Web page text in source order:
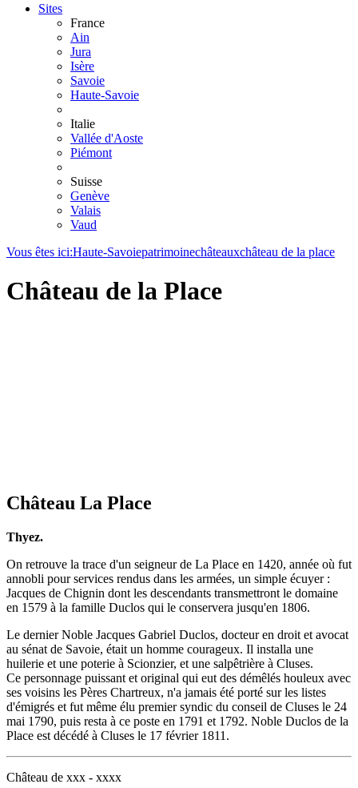
Sites
France
Ain
Jura
Isère
Savoie
Haute-Savoie
Italie
Vallée d'Aoste
Piémont
Suisse
Genève
Valais
Vaud
Vous êtes ici:Haute-Savoiepatrimoinechâteauxchâteau de la place
Château de la Place
Château La Place
Thyez.
On retrouve la trace d'un seigneur de La Place en 1420, année où fut
annobli pour services rendus dans les armées, un simple écuyer :
Jacques de Chignin dont les descendants transmettront le domaine
en 1579 à la famille Duclos qui le conservera jusqu'en 1806.
Le dernier Noble Jacques Gabriel Duclos, docteur en droit et avocat
au sénat de Savoie, était un homme courageux. Il installa une
huilerie et une poterie à Scionzier, et une salpêtrière à Cluses.
Ce personnage puissant et original qui eut des démêlés houleux avec
ses voisins les Pères Chartreux, n'a jamais été porté sur les listes
d'émigrés et fut même élu premier syndic du conseil de Cluses le 24
mai 1790, puis resta à ce poste en 1791 et 1792. Noble Duclos de la
Place est décédé à Cluses le 17 février 1811.
Château de xxx - xxxx